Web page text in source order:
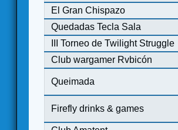
El Gran Chispazo
Quedadas Tecla Sala
III Torneo de Twilight Struggle
Club wargamer Rvbicón
Queimada
Firefly drinks & games